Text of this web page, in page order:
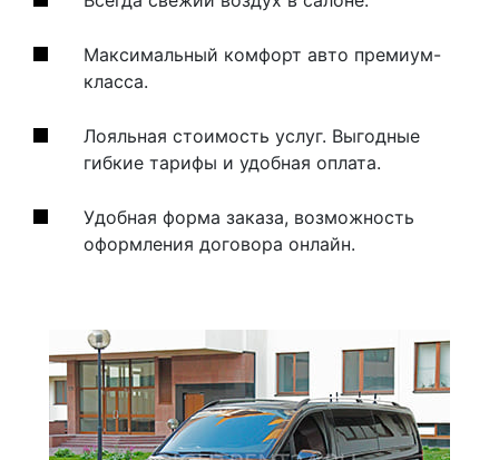
Максимальный комфорт авто премиум-
класса.
Лояльная стоимость услуг. Выгодные
гибкие тарифы и удобная оплата.
Удобная форма заказа, возможность
оформления договора онлайн.